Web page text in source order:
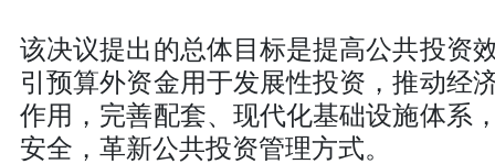
该决议提出的总体目标是提高公共投资
引预算外资金用于发展性投资，推动经
作用，完善配套、现代化基础设施体系
安全，革新公共投资管理方式。